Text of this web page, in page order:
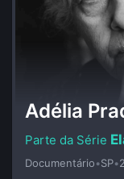
Adélia
Documentário•SP•